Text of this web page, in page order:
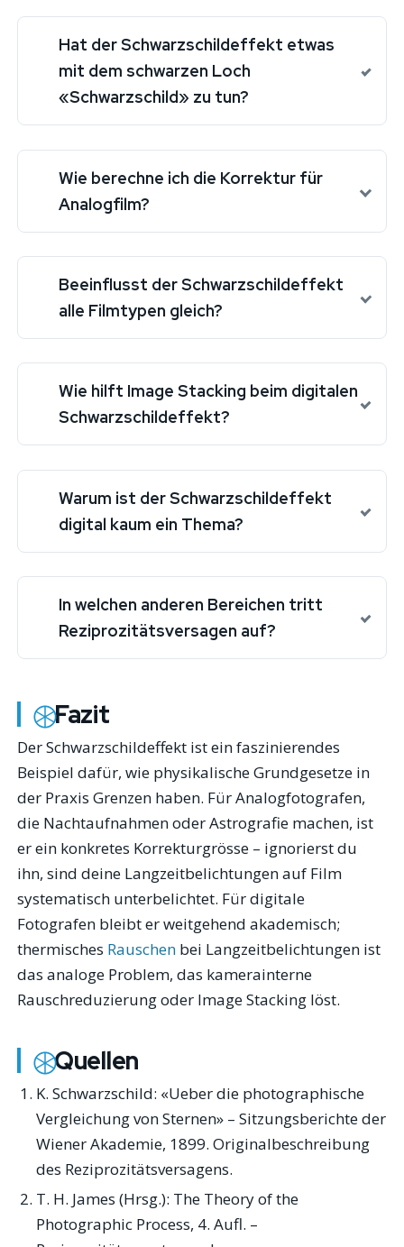
Hat der Schwarzschildeffekt etwas
mit dem schwarzen Loch
«Schwarzschild» zu tun?
Wie berechne ich die Korrektur für
Analogfilm?
Beeinflusst der Schwarzschildeffekt
alle Filmtypen gleich?
Wie hilft Image Stacking beim digitalen
Schwarzschildeffekt?
Warum ist der Schwarzschildeffekt
digital kaum ein Thema?
In welchen anderen Bereichen tritt
Reziprozitätsversagen auf?
Fazit
Der Schwarzschildeffekt ist ein faszinierendes
Beispiel dafür, wie physikalische Grundgesetze in
der Praxis Grenzen haben. Für Analogfotografen,
die Nachtaufnahmen oder Astrografie machen, ist
er ein konkretes Korrekturgrösse – ignorierst du
ihn, sind deine Langzeitbelichtungen auf Film
systematisch unterbelichtet. Für digitale
Fotografen bleibt er weitgehend akademisch;
thermisches Rauschen bei Langzeitbelichtungen ist
das analoge Problem, das kamerainterne
Rauschreduzierung oder Image Stacking löst.
Quellen
K. Schwarzschild: «Ueber die photographische
Vergleichung von Sternen» – Sitzungsberichte der
Wiener Akademie, 1899. Originalbeschreibung
des Reziprozitätsversagens.
T. H. James (Hrsg.): The Theory of the
Photographic Process, 4. Aufl. –